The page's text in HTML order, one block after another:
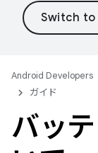
Android Developers
ガイド
バッ